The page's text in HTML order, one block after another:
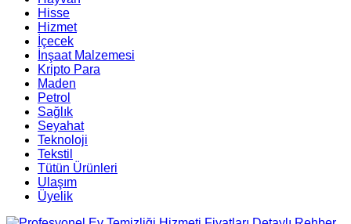
Hisse
Hizmet
İçecek
İnşaat Malzemesi
Kripto Para
Maden
Petrol
Sağlık
Seyahat
Teknoloji
Tekstil
Tütün Ürünleri
Ulaşım
Üyelik